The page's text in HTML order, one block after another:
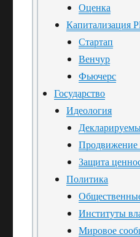
Оценка
Капитализация
Стартап
Венчур
Фьючерс
Государство
Идеология
Продвижение
Защита
Политика
Институты
Мировое